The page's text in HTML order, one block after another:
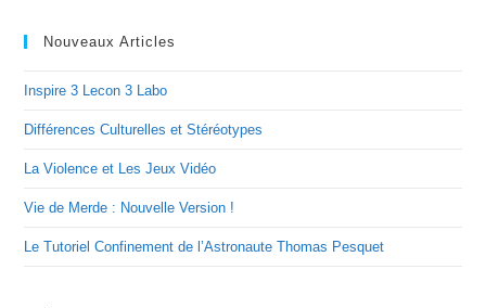
Nouveaux Articles
Inspire 3 Lecon 3 Labo
Différences Culturelles et Stéréotypes
La Violence et Les Jeux Vidéo
Vie de Merde : Nouvelle Version !
Le Tutoriel Confinement de l’Astronaute Thomas Pesquet